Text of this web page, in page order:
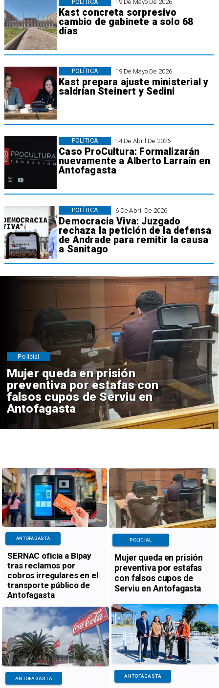
19 De Mayo De 2026
Kast concreta sorpresivo
cambio de gabinete a solo 68
días
POLÍTICA
19 De Mayo De 2026
Kast prepara ajuste ministerial y
saldrían Steinert y Sedini
POLÍTICA
14 De Abril De 2026
​Caso ProCultura: Formalizarán
nuevamente a Alberto Larraín en
Antofagasta
POLÍTICA
6 De Abril De 2026
Democracia Viva: Juzgado
rechaza la petición de la defensa
de Andrade para remitir la causa
a Sanitago
POLÍTICA
Mujer queda en prisión
preventiva por estafas con
falsos cupos de Serviu en
Antofagasta
Policial
SERNAC oficia a Bipay
tras reclamos por
cobros irregulares en el
transporte público de
Antofagasta
ANTOFAGASTA
Mujer queda en prisión
preventiva por estafas
con falsos cupos de
Serviu en Antofagasta
POLICIAL
ANTOFAGASTA ANTOFAGASTA